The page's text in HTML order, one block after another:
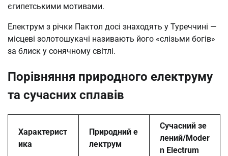
єгипетськими мотивами.
Електрум з річки Пактол досі знаходять у Туреччині —
місцеві золотошукачі називають його «слізьми богів»
за блиск у сонячному світлі.
Порівняння природного електруму
та сучасних сплавів
Характерист
ика
Природний е
лектрум
Сучасний зе
лений/Moder
n Electrum